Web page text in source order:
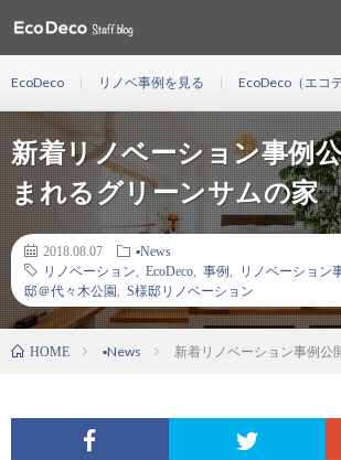
EcoDeco リノベ事例を見る EcoDeco（エコ
新着リノベーション事例
まれるグリーンサムの家
2018.08.07
▪︎News
リノベーション
EcoDeco 事例 リノベーション
邸＠代々木公園
S様邸リノベーション
HOME ▪︎News 新着リノベーション事例公